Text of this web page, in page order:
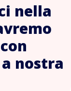
nella
nostra